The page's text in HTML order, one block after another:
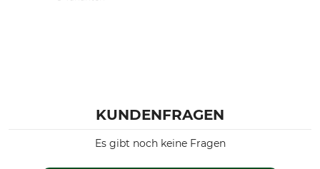
KUNDENFRAGEN
Es gibt noch keine Fragen